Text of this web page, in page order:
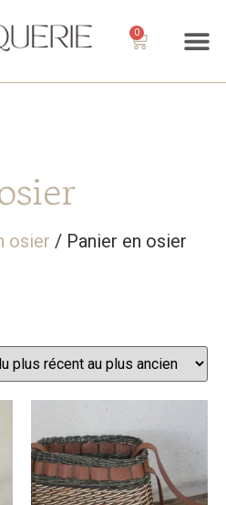
0
osier / Panier en osier